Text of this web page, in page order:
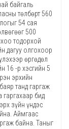
байгаль
төлбөрт 560
54 сая
500
тодорхой
дагуу олгохоор
өргөдөл
16 -р хэсгийн 5
эрхийн
танд гаргаж
гаргахаар бид
зүйн үндэс
Аймгаас
байна. Таныг